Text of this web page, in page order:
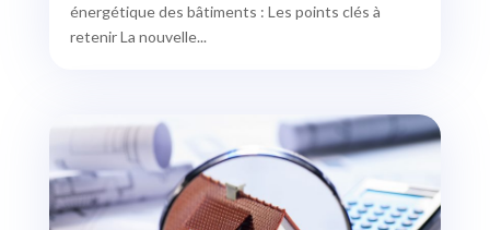
énergétique des bâtiments : Les points clés à
retenir La nouvelle...